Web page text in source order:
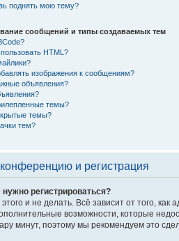
поднять мою тему?
сообщений и типы создаваемых тем
HTML?
изображения к сообщениям?
объявления?
темы?
темы?
тем?
и регистрация
регистрироваться?
и не делать. Всё зависит от того,
возможности, которые
минут, поэтому мы рекомендуем это